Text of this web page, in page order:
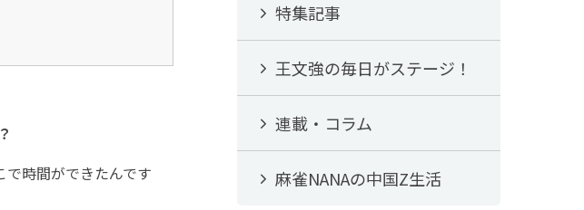
時間ができたんです
特集記事
王文強の毎日がステージ！
連載・コラム
麻雀NANAの中国Z生活